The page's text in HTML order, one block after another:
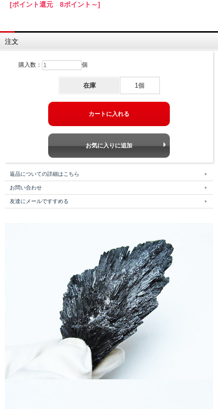
[ポイント還元 8ポイント～]
注文
購入数： 個
在庫 1個
返品についての詳細はこちら
お問い合わせ
友達にメールですすめる